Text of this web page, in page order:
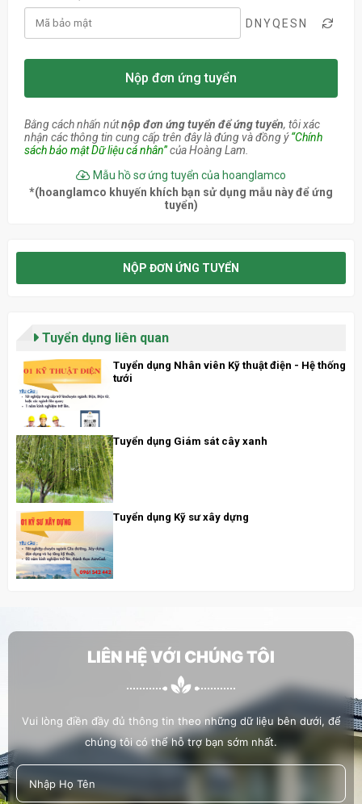
DNYQESN
Nộp đơn ứng tuyển
Bằng cách nhấn nútnộp đơn ứng tuyển để ứng tuyển, tôi xác
nhận các thông tin cung cấp trên đây là đúng và đồng ý“Chính
sách bảo mật Dữ liệu cá nhân”của Hoàng Lam.
Mẫu hồ sơ ứng tuyển của hoanglamco
*(hoanglamco khuyến khích bạn sử dụng mẫu này để ứng
tuyển)
NỘP ĐƠN ỨNG TUYỂN
Tuyển dụng liên quan
Tuyển dụng Nhân viên Kỹ thuật điện - Hệ thống
tưới
Tuyển dụng Giám sát cây xanh
Tuyển dụng Kỹ sư xây dựng
LIÊN HỆ VỚI CHÚNG TÔI
Vui lòng điền đầy đủ thông tin theo những dữ liệu bên dưới, để
chúng tôi có thể hỗ trợ bạn sớm nhất.